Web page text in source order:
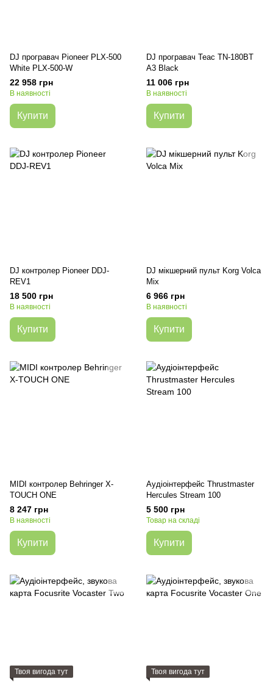
DJ програвач Pioneer PLX-500
White PLX-500-W
22 958 грн
В наявності
Купити
DJ програвач Teac TN-180BT
A3 Black
11 006 грн
В наявності
Купити
DJ контролер Pioneer DDJ-
REV1
18 500 грн
В наявності
Купити
DJ мікшерний пульт Korg Volca
Mix
6 966 грн
В наявності
Купити
MIDI контролер Behringer X-
TOUCH ONE
8 247 грн
В наявності
Купити
Аудіоінтерфейс Thrustmaster
Hercules Stream 100
5 500 грн
Товар на складі
Купити
Твоя вигода тут Твоя вигода тут